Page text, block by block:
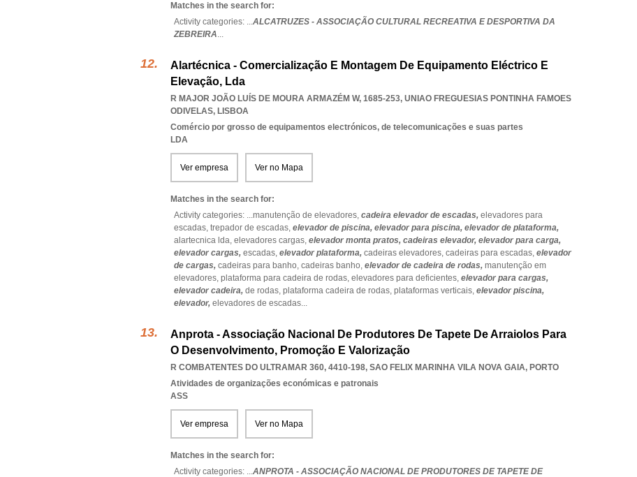
Matches in the search for:
Activity categories: ...ALCATRUZES - ASSOCIAÇÃO CULTURAL RECREATIVA E DESPORTIVA DA
ZEBREIRA...
Alartécnica - Comercialização E Montagem De Equipamento Eléctrico E
Elevação, Lda
R MAJOR JOÃO LUÍS DE MOURA ARMAZÉM W, 1685-253, UNIAO FREGUESIAS PONTINHA FAMOES
ODIVELAS, LISBOA
Comércio por grosso de equipamentos electrónicos, de telecomunicações e suas partes
LDA
Ver empresa Ver no Mapa
Matches in the search for:
Activity categories: ...manutenção de elevadores, cadeira elevador de escadas, elevadores para
escadas, trepador de escadas, elevador de piscina, elevador para piscina, elevador de plataforma,
alartecnica lda, elevadores cargas, elevador monta pratos, cadeiras elevador, elevador para carga,
elevador cargas, escadas, elevador plataforma, cadeiras elevadores, cadeiras para escadas, elevador
de cargas, cadeiras para banho, cadeiras banho, elevador de cadeira de rodas, manutenção em
elevadores, plataforma para cadeira de rodas, elevadores para deficientes, elevador para cargas,
elevador cadeira, de rodas, plataforma cadeira de rodas, plataformas verticais, elevador piscina,
elevador, elevadores de escadas...
Anprota - Associação Nacional De Produtores De Tapete De Arraiolos Para
O Desenvolvimento, Promoção E Valorização
R COMBATENTES DO ULTRAMAR 360, 4410-198, SAO FELIX MARINHA VILA NOVA GAIA, PORTO
Atividades de organizações económicas e patronais
ASS
Ver empresa Ver no Mapa
Matches in the search for:
Activity categories: ...ANPROTA - ASSOCIAÇÃO NACIONAL DE PRODUTORES DE TAPETE DE